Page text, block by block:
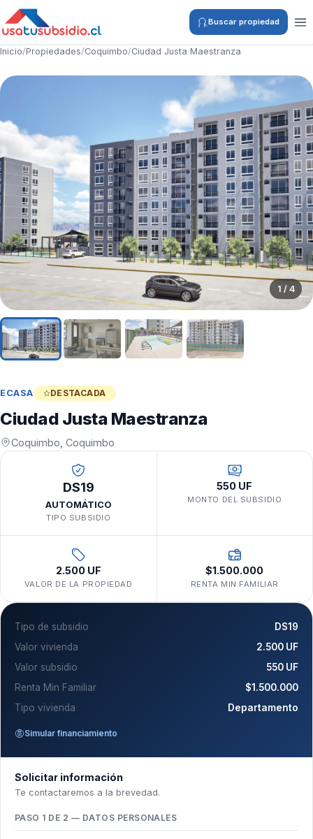
Buscar propiedad
Inicio/Propiedades/Coquimbo/Ciudad Justa Maestranza
1 / 4
ECASA DESTACADA
Ciudad Justa Maestranza
Coquimbo, Coquimbo
DS19
AUTOMÁTICO
TIPO SUBSIDIO
550 UF
MONTO DEL SUBSIDIO
2.500 UF
VALOR DE LA PROPIEDAD
$1.500.000
RENTA MIN FAMILIAR
Tipo de subsidio
DS19
Valor vivienda
2.500 UF
Valor subsidio
550 UF
Renta Min Familiar
$1.500.000
Tipo vivienda
Departamento
Simular financiamiento
Solicitar información
Te contactaremos a la brevedad.
PASO 1 DE 2 — DATOS PERSONALES